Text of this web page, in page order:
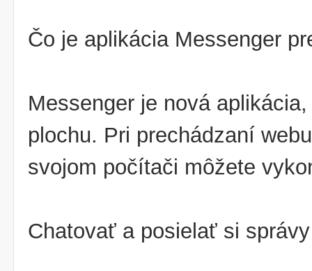
Čo je aplikácia Messenger
Messenger je nová
plochu. Pri prechádzaní
svojom počítači môžete
Chatovať a posielať si